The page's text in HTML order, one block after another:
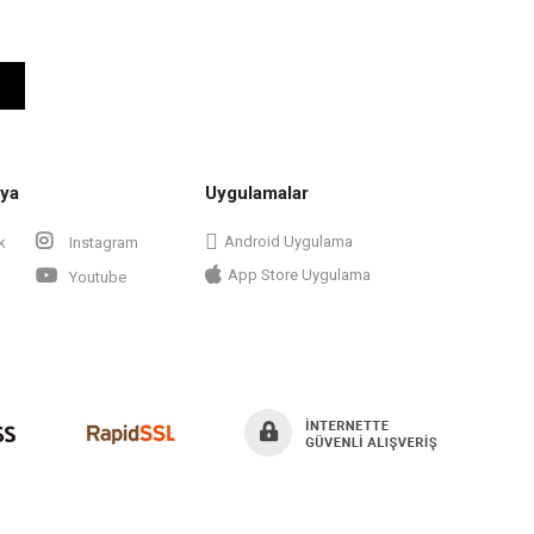
Instagram
Youtube
Uygulamalar
Android Uygulama
App Store Uygulama